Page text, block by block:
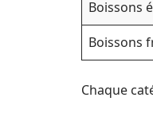
Boissons
Boissons
Chaque